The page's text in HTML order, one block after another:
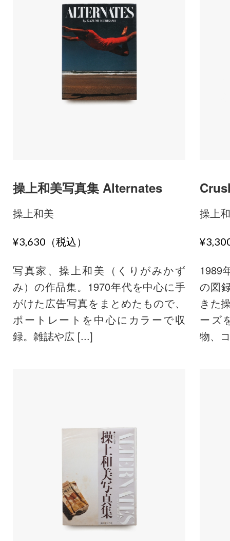
操上和美写真集 Alternates
操上和美
¥3,630（税込）
写真家、操上和美（くりがみかず
み）の作品集。1970年代を中心に手
がけた広告写真をまとめたもので、
ポートレートを中心にカラーで収
録。雑誌や広 [...]
操上
1989
の図
きた
ーズ
物、